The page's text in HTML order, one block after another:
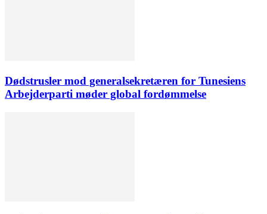
Dødstrusler mod generalsekretæren for Tunesiens
Arbejderparti møder global fordømmelse